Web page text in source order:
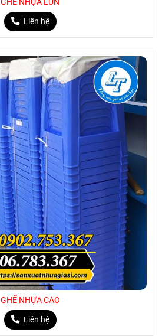
Liên hệ
GHẾ NHỰA CAO
Liên hệ